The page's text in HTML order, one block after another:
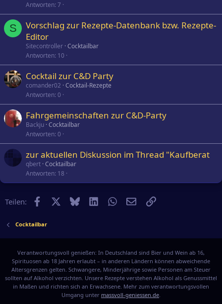
e
r
Antworten 7
S
Vorschlag zur Rezepte-Datenbank bzw. Rezepte-
Editor
Sitecontroller Cocktailbar
Antworten 10
Cocktail zur C&D Party
comander02 Cocktail-Rezepte
Antworten 0
Fahrgemeinschaften zur C&D-Party
Backju Cocktailbar
Antworten 0
zur aktuellen Diskussion im Thread "Kaufberat
qbert Cocktailbar
Antworten 18
Teilen: Facebook BlueskyLinkedInWhatsApp
E-MailLink
Cocktailbar
Verantwortungsvoll genießen: In Deutschland sind Bier und Wein ab 16,
Spirituosen ab 18 Jahren erlaubt – in anderen Ländern können abweichende
Altersgrenzen gelten. Schwangere, Minderjährige sowie Personen am Steuer
sollten auf Alkohol verzichten. Unsere Rezepte verstehen Alkohol als Genussmittel
in Maßen und richten sich an Erwachsene. Mehr zum verantwortungsvollen
Umgang unter massvoll-geniessen.de.